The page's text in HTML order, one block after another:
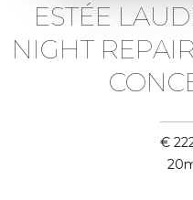
ESTÉE
NIGHT
€